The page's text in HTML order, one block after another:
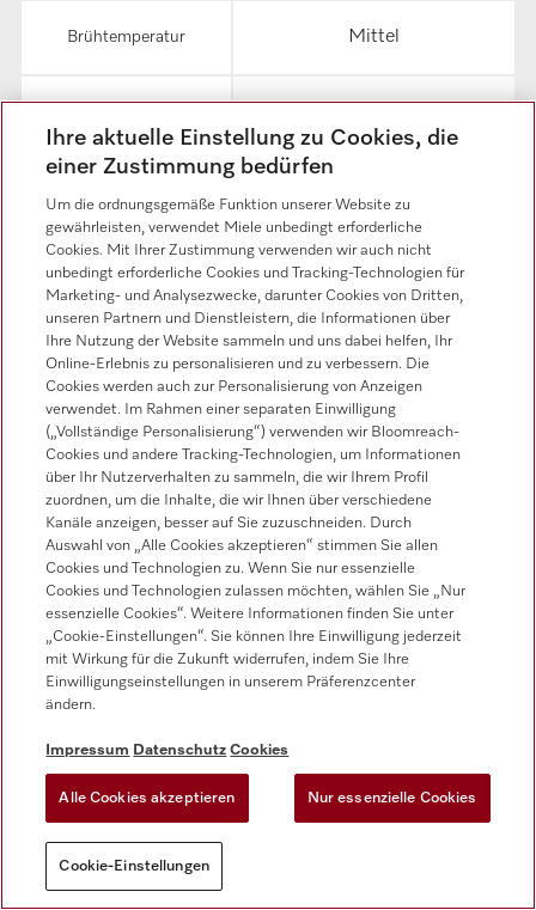
Brühtemperatur Mittel
Für Café Crema
Mahlmenge 4. Position von links
Brühtemperatur Tief
Vorbrühen Aus
Mahlgrad 4. Position von links
Limited Edition – Selection Brazil
Mahlmenge
Ihre aktuelle Einstellung zu Cookies, die
einer Zustimmung bedürfen
Um die ordnungsgemäße Funktion unserer Website zu
gewährleisten, verwendet Miele unbedingt erforderliche
Cookies. Mit Ihrer Zustimmung verwenden wir auch nicht
unbedingt erforderliche Cookies und Tracking-Technologien für
Marketing- und Analysezwecke, darunter Cookies von Dritten,
unseren Partnern und Dienstleistern, die Informationen über
Ihre Nutzung der Website sammeln und uns dabei helfen, Ihr
Online-Erlebnis zu personalisieren und zu verbessern. Die
Cookies werden auch zur Personalisierung von Anzeigen
verwendet. Im Rahmen einer separaten Einwilligung
(„Vollständige Personalisierung“) verwenden wir Bloomreach-
Cookies und andere Tracking-Technologien, um Informationen
über Ihr Nutzerverhalten zu sammeln, die wir Ihrem Profil
zuordnen, um die Inhalte, die wir Ihnen über verschiedene
Kanäle anzeigen, besser auf Sie zuzuschneiden. Durch
Auswahl von „Alle Cookies akzeptieren“ stimmen Sie allen
Cookies und Technologien zu. Wenn Sie nur essenzielle
Cookies und Technologien zulassen möchten, wählen Sie „Nur
essenzielle Cookies“. Weitere Informationen finden Sie unter
„Cookie-Einstellungen“. Sie können Ihre Einwilligung jederzeit
mit Wirkung für die Zukunft widerrufen, indem Sie Ihre
Einwilligungseinstellungen in unserem Präferenzcenter
ändern.
Impressum Datenschutz Cookies
Alle Cookies akzeptieren Nur essenzielle Cookies
Cookie-Einstellungen